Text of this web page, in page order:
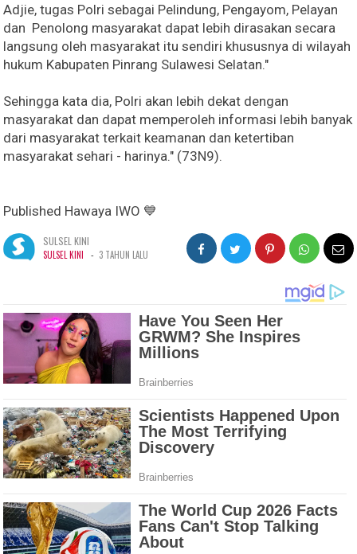
Adjie, tugas Polri sebagai Pelindung, Pengayom, Pelayan
dan Penolong masyarakat dapat lebih dirasakan secara
langsung oleh masyarakat itu sendiri khususnya di wilayah
hukum Kabupaten Pinrang Sulawesi Selatan."
Sehingga kata dia, Polri akan lebih dekat dengan
masyarakat dan dapat memperoleh informasi lebih banyak
dari masyarakat terkait keamanan dan ketertiban
masyarakat sehari - harinya." (73N9).
Published Hawaya IWO 💙
SULSEL KINI
SULSEL KINI - 3 TAHUN LALU